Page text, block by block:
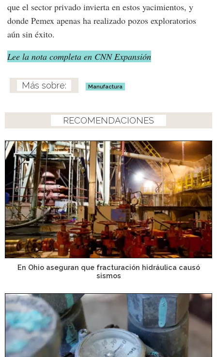
que el sector privado invierta en estos yacimientos, y
donde Pemex apenas ha realizado pozos exploratorios
aún sin éxito.
Lee la nota completa en CNN Expansión
Manufactura
RECOMENDACIONES
En Ohio aseguran que fracturación hidráulica causó
sismos